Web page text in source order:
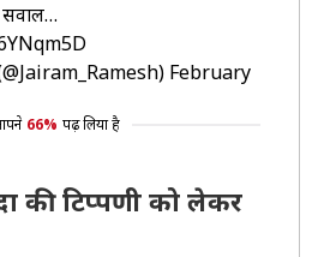
सवाल…
February
66% पढ़ लिया है
की टिप्पणी को लेकर